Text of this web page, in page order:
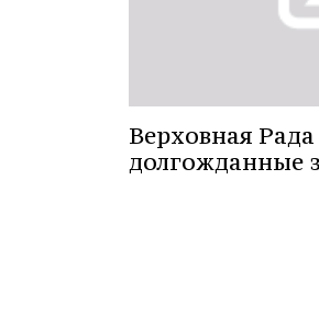
Верховная
долгожданные